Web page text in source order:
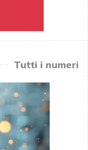
Tutti i numeri